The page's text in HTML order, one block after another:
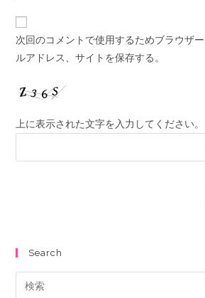
次回のコメントで使用するためブラウザ
ルアドレス、サイトを保存する。
上に表示された文字を入力してください。
Search